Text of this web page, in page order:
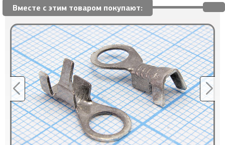
Вместе с этим товаром покупают: